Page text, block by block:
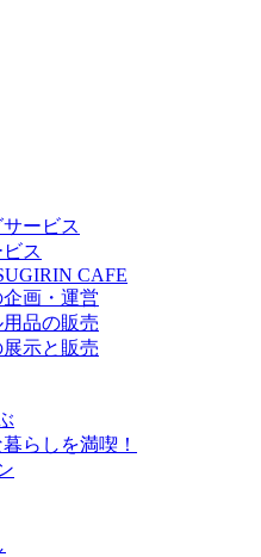
ービス
ス
CAFE
画・運営
品の販売
示と販売
らしを満喫！